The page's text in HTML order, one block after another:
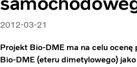
O nas
Volvo Truck Builder
2012-03-21
Projekt Bio-DME ma na celu ocenę
Bio-DME (eteru dimetylowego)